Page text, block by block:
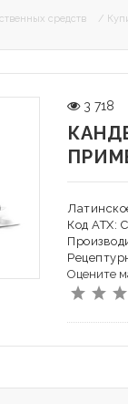
средств /
3 718
Код АТХ:
Оцените